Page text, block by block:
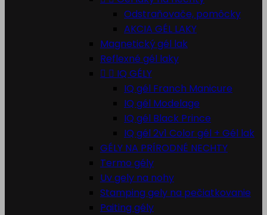
Odstraňovače, pomôcky
AKCIA GÉL LAKY
Magnetický gél lak
Reflexné gél laky
  IQ GÉLY
IQ gél Franch Manicure
IQ gél Modelage
IQ gél Black Prince
IQ gél 2v1 Color gél + Gél lak
GÉLY NA PRÍRODNÉ NECHTY
Termo gély
Uv gely na nohy
Stamping gely na pečiatkovanie
Paiting gély